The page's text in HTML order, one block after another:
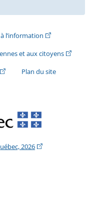
s'ouvrira dans une
l’information(Cet hyperlien
et aux citoyens(Cet
hyperlien externe s'ouvrira
Plan du site
2026(Cet hyperlien